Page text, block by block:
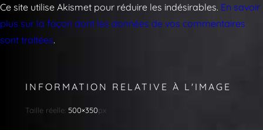
Ce site utilise Akismet pour réduire les indésirables. En savoir
plus sur la façon dont les données de vos commentaires
sont traitées.
INFORMATION RELATIVE À L'IMAGE
Taille réelle: 500×350px